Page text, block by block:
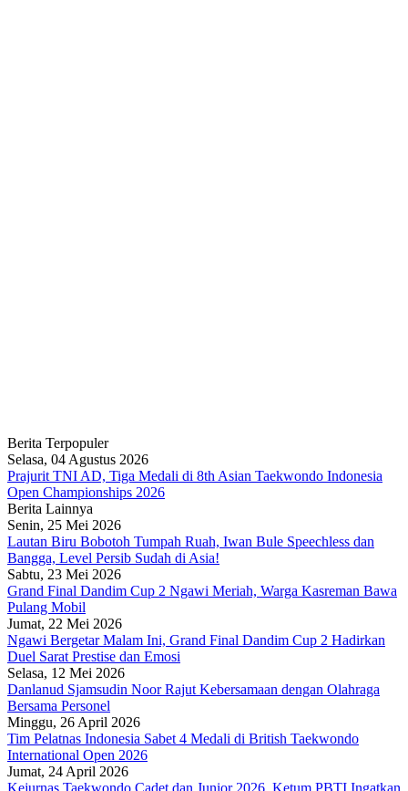
Berita Terpopuler
Selasa, 04 Agustus 2026
Prajurit TNI AD, Tiga Medali di 8th Asian Taekwondo Indonesia
Open Championships 2026
Berita Lainnya
Senin, 25 Mei 2026
Lautan Biru Bobotoh Tumpah Ruah, Iwan Bule Speechless dan
Bangga, Level Persib Sudah di Asia!
Sabtu, 23 Mei 2026
Grand Final Dandim Cup 2 Ngawi Meriah, Warga Kasreman Bawa
Pulang Mobil
Jumat, 22 Mei 2026
Ngawi Bergetar Malam Ini, Grand Final Dandim Cup 2 Hadirkan
Duel Sarat Prestise dan Emosi
Selasa, 12 Mei 2026
Danlanud Sjamsudin Noor Rajut Kebersamaan dengan Olahraga
Bersama Personel
Minggu, 26 April 2026
Tim Pelatnas Indonesia Sabet 4 Medali di British Taekwondo
International Open 2026
Jumat, 24 April 2026
Kejurnas Taekwondo Cadet dan Junior 2026, Ketum PBTI Ingatkan